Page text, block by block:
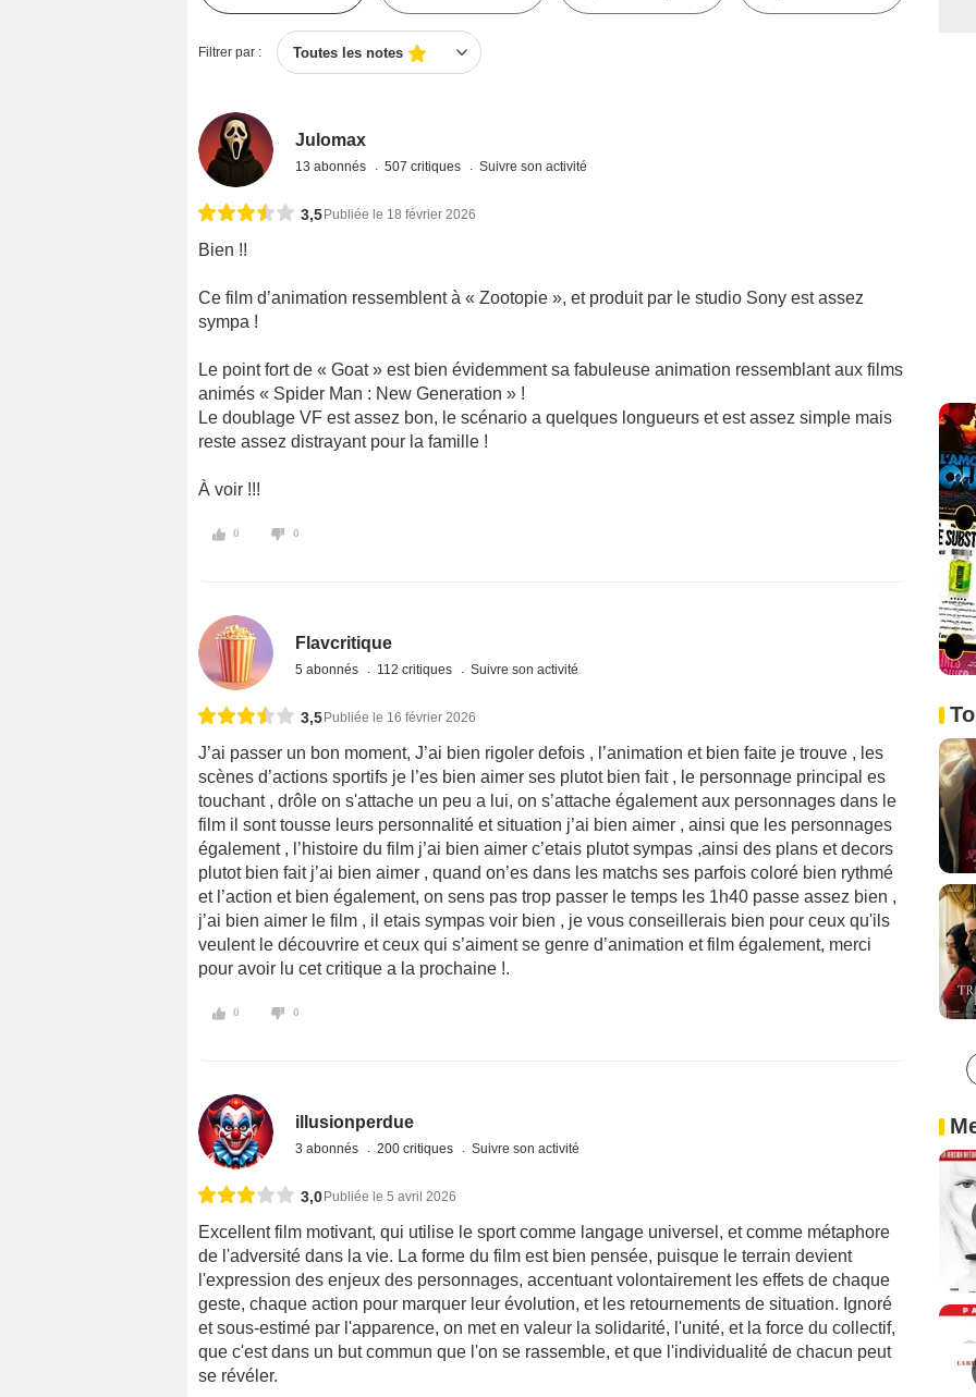
Filtrer par : Toutes les notes
Julomax
13 abonnés 507 critiques Suivre son activité
3,5 Publiée le 18 février 2026
Bien !!
Ce film d’animation ressemblent à « Zootopie », et produit par le studio Sony est assez
sympa !
Le point fort de « Goat » est bien évidemment sa fabuleuse animation ressemblant aux films
animés « Spider Man : New Generation » !
Le doublage VF est assez bon, le scénario a quelques longueurs et est assez simple mais
reste assez distrayant pour la famille !
À voir !!!
0 0
Flavcritique
5 abonnés 112 critiques Suivre son activité
3,5Publiée le 16 février 2026
J’ai passer un bon moment, J’ai bien rigoler defois , l’animation et bien faite je trouve , les
scènes d’actions sportifs je l’es bien aimer ses plutot bien fait , le personnage principal es
touchant , drôle on s'attache un peu a lui, on s’attache également aux personnages dans le
film il sont tousse leurs personnalité et situation j’ai bien aimer , ainsi que les personnages
également , l’histoire du film j’ai bien aimer c’etais plutot sympas ,ainsi des plans et decors
plutot bien fait j’ai bien aimer , quand on’es dans les matchs ses parfois coloré bien rythmé
et l’action et bien également, on sens pas trop passer le temps les 1h40 passe assez bien ,
j’ai bien aimer le film , il etais sympas voir bien , je vous conseillerais bien pour ceux qu'ils
veulent le découvrire et ceux qui s’aiment se genre d’animation et film également, merci
pour avoir lu cet critique a la prochaine !.
0 0
illusionperdue
3 abonnés 200 critiques Suivre son activité
3,0Publiée le 5 avril 2026
Excellent film motivant, qui utilise le sport comme langage universel, et comme métaphore
de l'adversité dans la vie. La forme du film est bien pensée, puisque le terrain devient
l'expression des enjeux des personnages, accentuant volontairement les effets de chaque
geste, chaque action pour marquer leur évolution, et les retournements de situation. Ignoré
et sous-estimé par l'apparence, on met en valeur la solidarité, l'unité, et la force du collectif,
que c'est dans un but commun que l'on se rassemble, et que l'individualité de chacun peut
se révéler.